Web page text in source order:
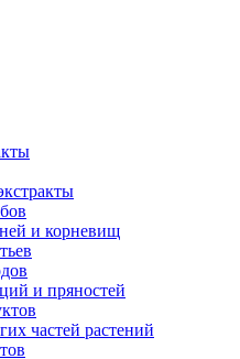
и корневищ
и пряностей
частей растений